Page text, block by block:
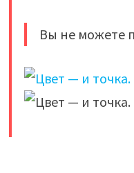
Вы не можете